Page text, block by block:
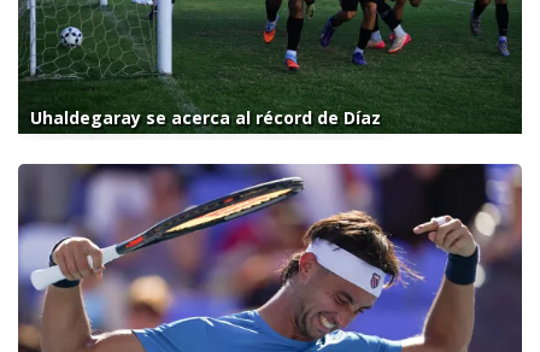
Uhaldegaray se acerca al récord de Díaz